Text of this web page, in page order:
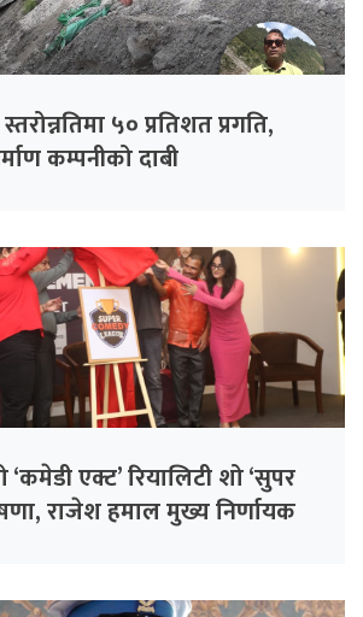
५० प्रतिशत प्रगति,
कम्पनीको दाबी
एक्ट’ रियालिटी शो ‘सुपर
राजेश हमाल मुख्य निर्णायक